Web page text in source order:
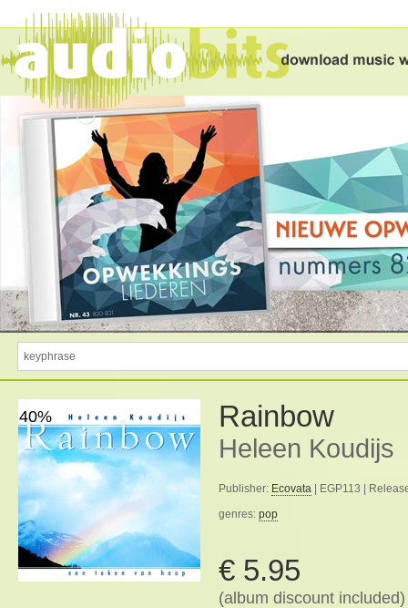
40% Rainbow
Heleen Koudijs
Publisher: Ecovata | EGP113 |
genres: pop
€ 5.95
(album discount included)